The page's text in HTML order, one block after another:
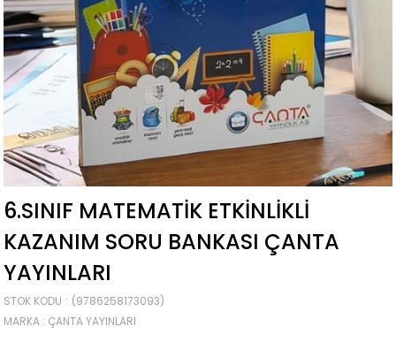
6.SINIF MATEMATIK ETKINLIKLI
KAZANIM SORU BANKASI ÇANTA
YAYINLARI
STOK KODU
(9786258173093)
MARKA : ÇANTA YAYINLARI